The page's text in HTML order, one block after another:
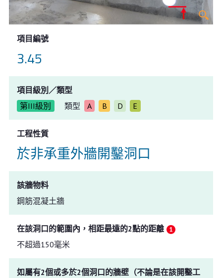
項目編號
3.45
項目級別／類型
第III級別
類型 A B D E
工程性質
於非承重外牆開鑿洞口
該牆物料
鋼筋混凝土牆
在該洞口的範圍內，相距最遠的2點的距離
不超過150毫米
如屬有2個或多於2個洞口的牆壁（不論是在該開鑿工